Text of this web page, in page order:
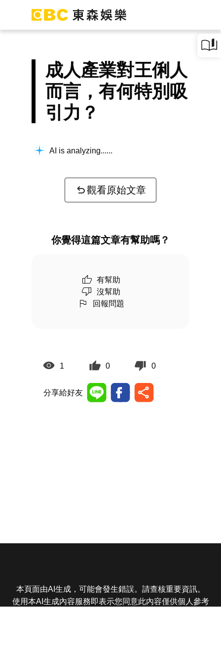
成人產業對王俐人
而言，有何特別吸
引力？
AI is analyzing...
觀看原始文章
你覺得這篇文章有幫助嗎？
有幫助
沒幫助
回報問題
1 0 0
分享給好友
本頁面由AI生成，可能會發生錯誤。請查核重要資訊。
使用本AI生成內容服務即表示您同意此內容僅供個人參考